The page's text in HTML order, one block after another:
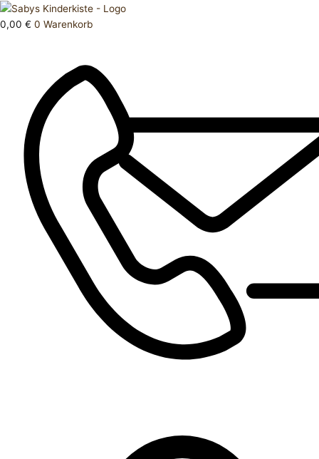
Zum
Inhalt
0,00 € 0 Warenkorb
Products
search
Oberteil
86